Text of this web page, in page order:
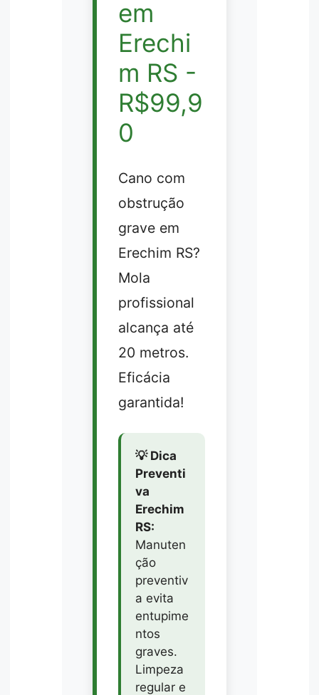
em
Erechi
m RS -
R$99,9
0
Cano com
obstrução
grave em
Erechim RS?
Mola
profissional
alcança até
20 metros.
Eficácia
garantida!
💡 Dica
Preventi
va
Erechim
RS:
Manuten
ção
preventiv
a evita
entupime
ntos
graves.
Limpeza
regular e